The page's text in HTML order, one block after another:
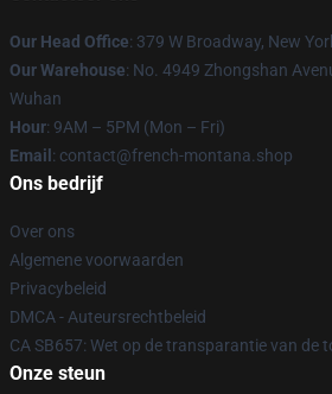
Our Head Office: 379 W Broadway, New
Our Warehouse: No. 4949 Zhongshan
Wuhan
Hour: 9AM – 5PM (Mon – Fri)
Email : contact@french-montana.shop
Ons bedrijf
Over ons
Algemene voorwaarden
Privacybeleid
DMCA - Auteursrechtbeleid
CA SB657: Wet op de transparantie van de
Onze steun